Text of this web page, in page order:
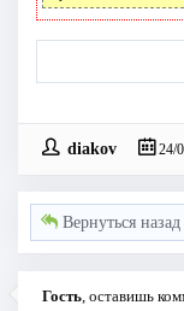
diakov 24/
Вернуться назад
Гость, оставишь